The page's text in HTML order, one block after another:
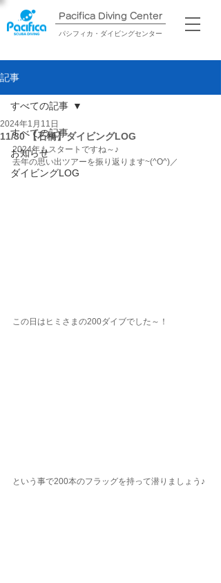
Pacifica Diving Center​
パシフィカ・ダイビングセンター
記事
すべての記事
お知らせ
ダイビングLOG
すべての記事
11/30 【石橋】ダイビングLOG
2024年1月11日
2024年もスタートですね～♪
去年の思い出ツアーを振り返ります~(^O^)／
この日はヒミさまの200ダイブでした～！
という事で200本のフラッグを持って潜りましょう♪